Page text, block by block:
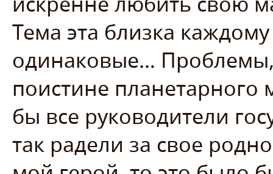
Тема эта близка
одинаковые…
поистине
бы все руководители
так радели за свое